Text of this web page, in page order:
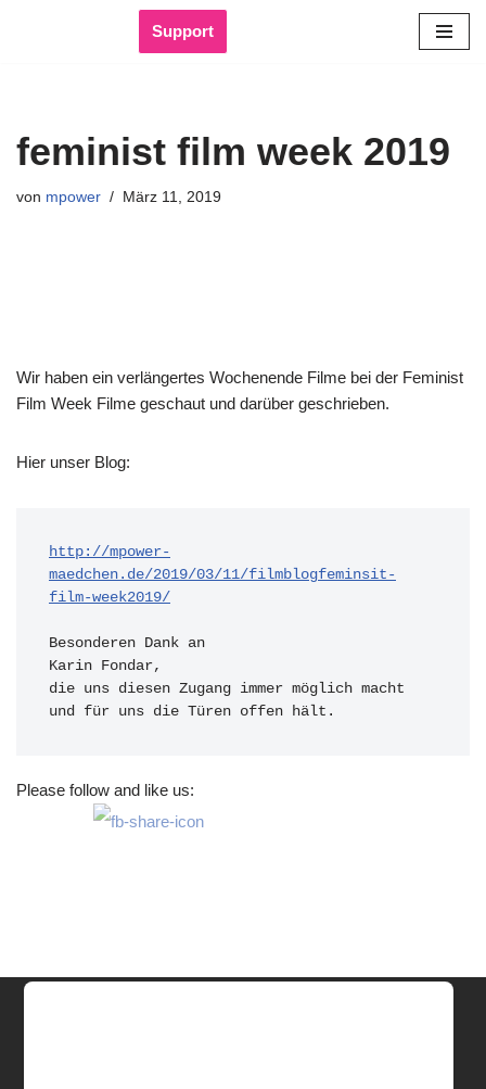
Support
feminist film week 2019
von mpower März 11, 2019
Wir haben ein verlängertes Wochenende Filme bei der Feminist
Film Week Filme geschaut und darüber geschrieben.
Hier unser Blog:
http://mpower-
maedchen.de/2019/03/11/filmblogfeminsit-
film-week2019/
Besonderen Dank an
Karin Fondar,
die uns diesen Zugang immer möglich macht
und für uns die Türen offen hält.
Please follow and like us: